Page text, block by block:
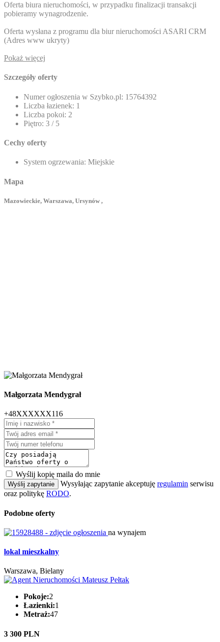
Oferta biura nieruchomości, w przypadku finalizacji transakcji
pobieramy wynagrodzenie.
Oferta wysłana z programu dla biur nieruchomości ASARI CRM
(Adres www ukryty)
Pokaż więcej
Szczegóły oferty
Numer ogłoszenia w Szybko.pl: 15764392
Liczba łazienek: 1
Liczba pokoi: 2
Piętro: 3 / 5
Cechy oferty
System ogrzewania: Miejskie
Mapa
Mazowieckie, Warszawa, Ursynów ,
Małgorzata Mendygrał
+48XXXXXX116
Wyślij kopię maila do mnie
Wyślij zapytanie Wysyłając zapytanie akceptuję regulamin serwisu
oraz politykę RODO.
Podobne oferty
na wynajem
lokal mieszkalny
Warszawa, Bielany
Pokoje:2
Łazienki:1
Metraż:47
3 300 PLN